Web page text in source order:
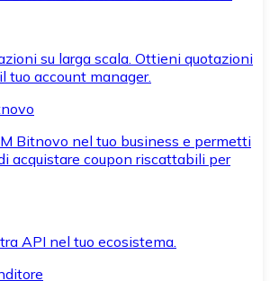
su larga scala. Ottieni quotazioni
tuo account manager.
Bitnovo nel tuo business e permetti
acquistare coupon riscattabili per
API nel tuo ecosistema.